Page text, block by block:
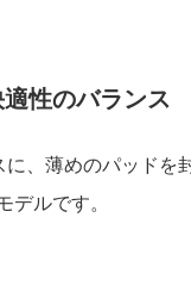
性のバランス
、薄めのパッドを
デルです。